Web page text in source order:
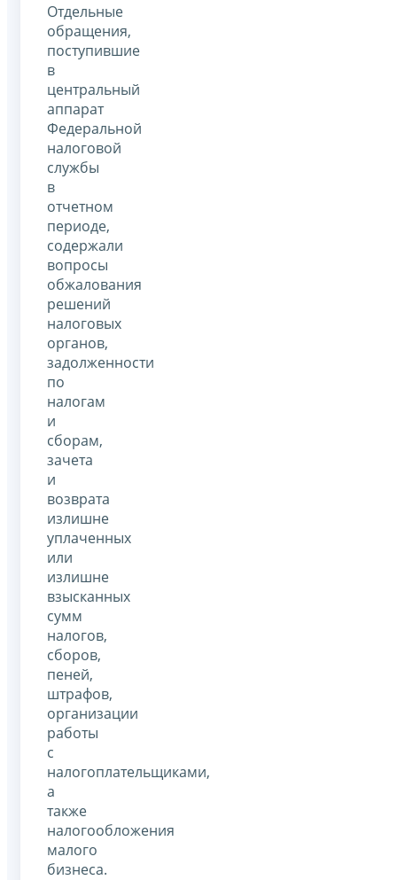
Отдельные
обращения,
поступившие
в
центральный
аппарат
Федеральной
налоговой
службы
в
отчетном
периоде,
содержали
вопросы
обжалования
решений
налоговых
органов,
задолженности
по
налогам
и
сборам,
зачета
и
возврата
излишне
уплаченных
или
излишне
взысканных
сумм
налогов,
сборов,
пеней,
штрафов,
организации
работы
с
налогоплательщиками,
а
также
налогообложения
малого
бизнеса.